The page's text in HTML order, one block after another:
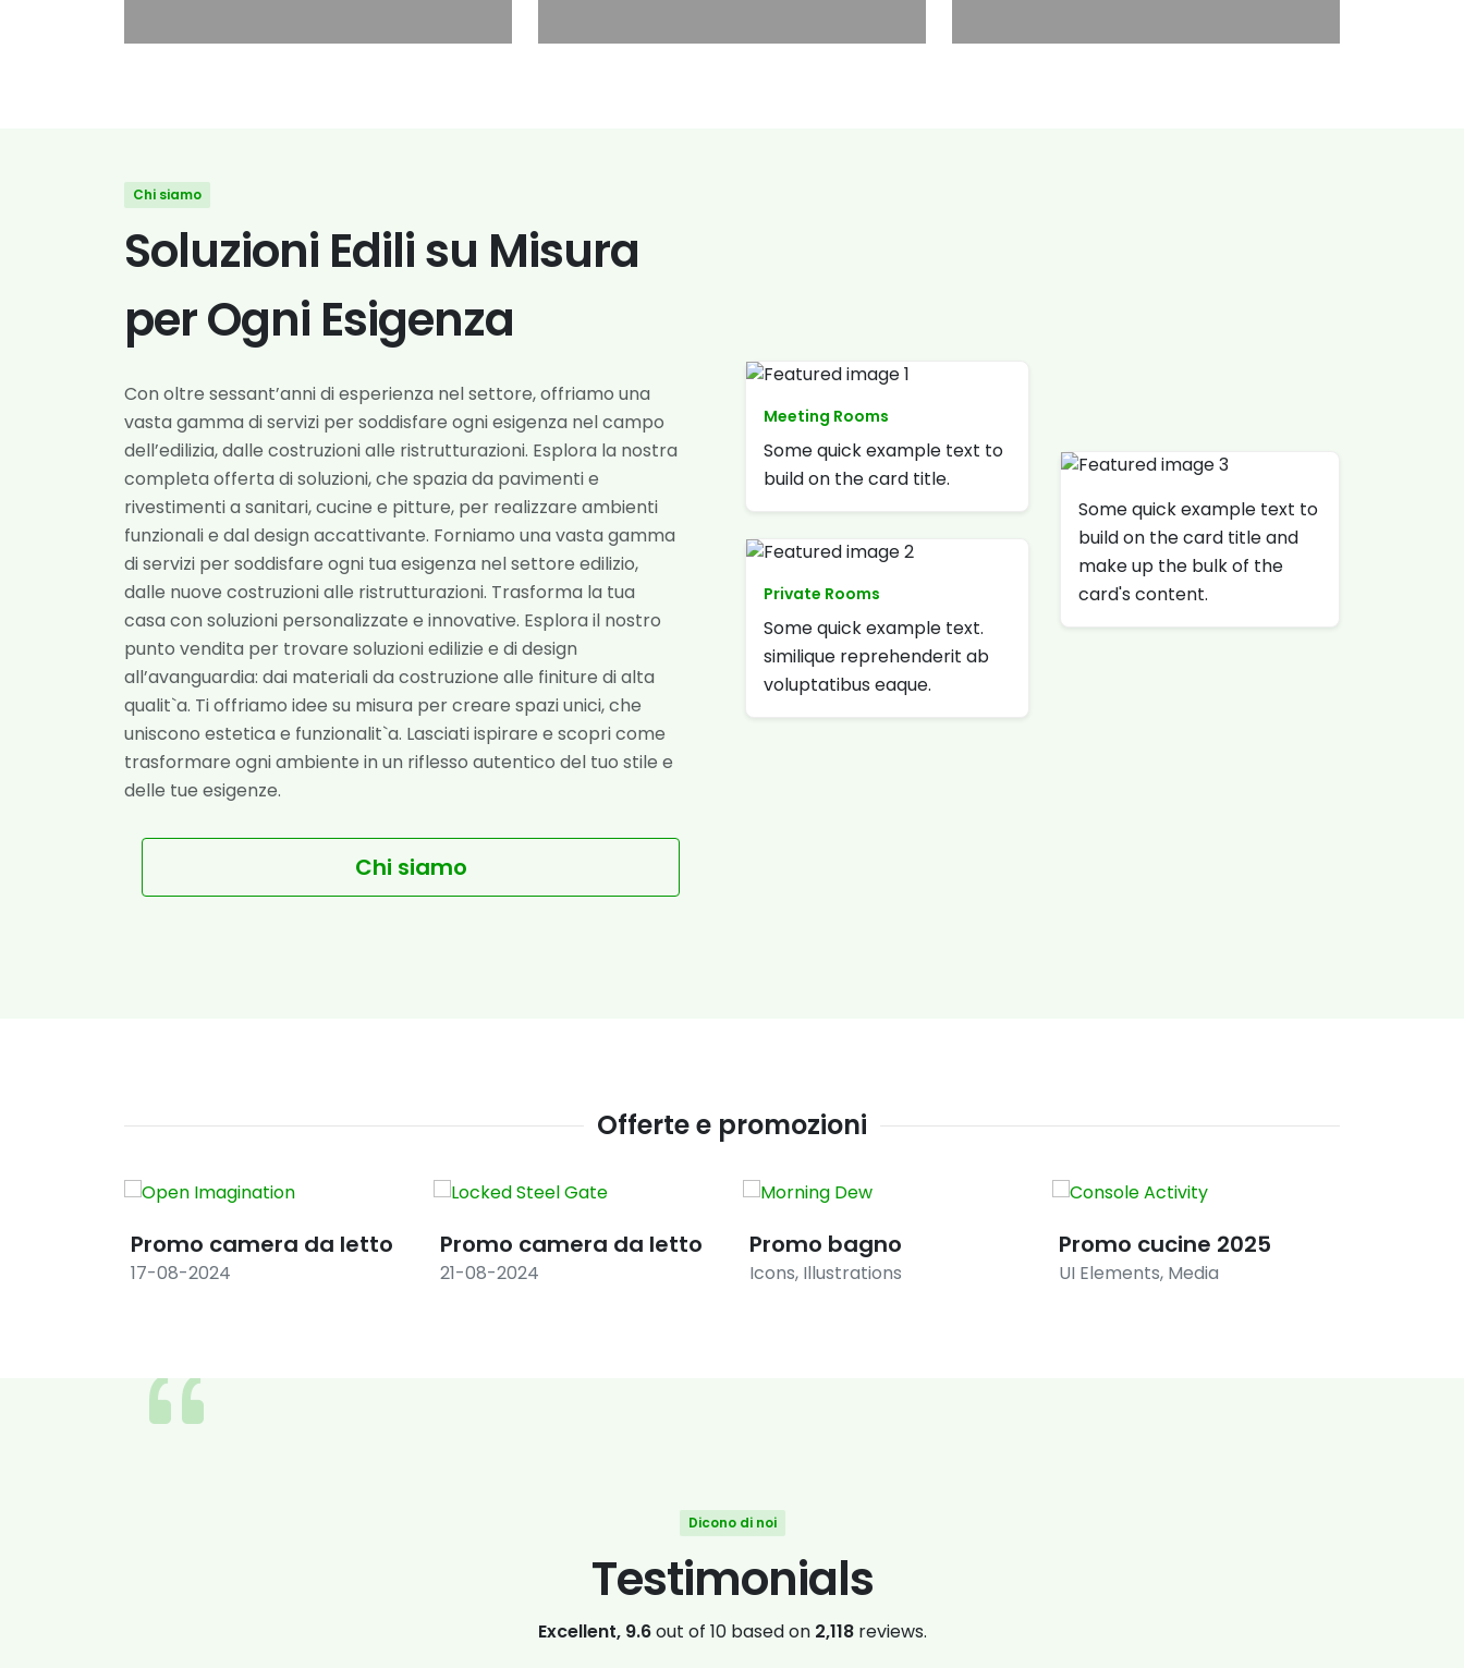
Chi siamo
Soluzioni Edili su Misura
per Ogni Esigenza
Con oltre sessant’anni di esperienza nel settore, offriamo una
vasta gamma di servizi per soddisfare ogni esigenza nel campo
dell’edilizia, dalle costruzioni alle ristrutturazioni. Esplora la nostra
completa offerta di soluzioni, che spazia da pavimenti e
rivestimenti a sanitari, cucine e pitture, per realizzare ambienti
funzionali e dal design accattivante. Forniamo una vasta gamma
di servizi per soddisfare ogni tua esigenza nel settore edilizio,
dalle nuove costruzioni alle ristrutturazioni. Trasforma la tua
casa con soluzioni personalizzate e innovative. Esplora il nostro
punto vendita per trovare soluzioni edilizie e di design
all’avanguardia: dai materiali da costruzione alle finiture di alta
qualit`a. Ti offriamo idee su misura per creare spazi unici, che
uniscono estetica e funzionalit`a. Lasciati ispirare e scopri come
trasformare ogni ambiente in un riflesso autentico del tuo stile e
delle tue esigenze.
Chi siamo
Meeting Rooms
Some quick example text to
build on the card title.
Private Rooms
Some quick example text.
similique reprehenderit ab
voluptatibus eaque.
Some quick example text to
build on the card title and
make up the bulk of the
card's content.
Offerte e promozioni
Promo camera da letto
17-08-2024
Promo camera da letto
21-08-2024
Promo bagno
Icons, Illustrations
Promo cucine 2025
UI Elements, Media
Dicono di noi
Testimonials
Excellent, 9.6out of 10 based on 2,118reviews.